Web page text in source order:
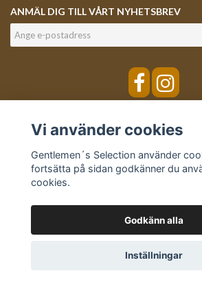
ANMÄL DIG TILL VÅRT NYHETSBREV
© Copyright Gentlemen´s
Vi använder cookies
Gentlemen´s Selection använder
fortsätta på sidan godkänner du
cookies.
Godkänn alla
Inställningar